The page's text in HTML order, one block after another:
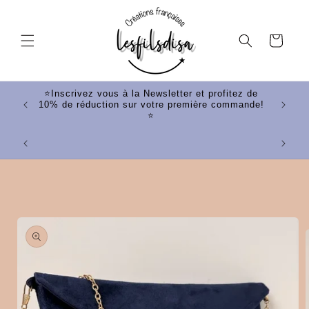
contenu
Panier
⭐Inscrivez vous à la Newsletter et profitez de
10% de réduction sur votre première commande!